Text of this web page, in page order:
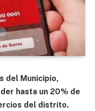
del Municipio,
hasta un 20% de
del distrito.